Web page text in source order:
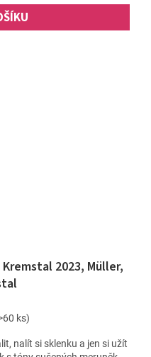
2023, Müller,
ks)
nalít si sklenku a jen si užít